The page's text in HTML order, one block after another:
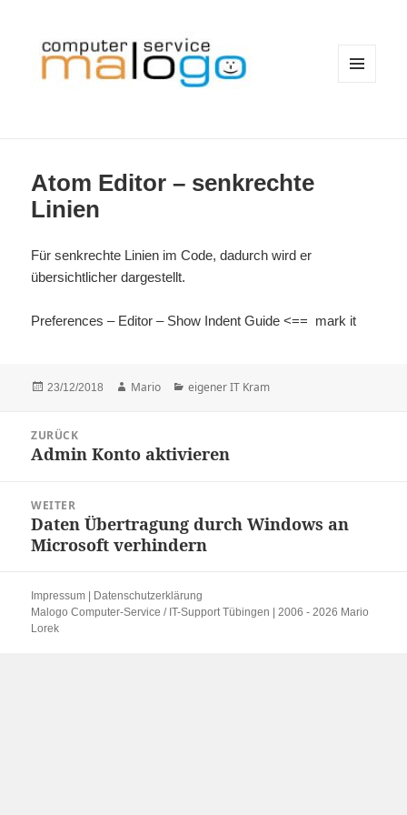
Atom Editor – senkrechte
Linien
Für senkrechte Linien im Code, dadurch wird er
übersichtlicher dargestellt.
Preferences – Editor – Show Indent Guide <== mark it
Veröffentlicht
23/12/2018 Autor
Mario Kategorien
eigener IT Kram
ZURÜCK
Vorheriger
Admin Konto aktivieren
WEITER
Nächster
Beitrag:
Daten Übertragung durch Windows an
Microsoft verhindern
Impressum
Datenschutzerklärung
Malogo Computer-Service / IT-Support Tübingen | 2006 - 2026 Mario
Lorek